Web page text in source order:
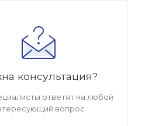
консультация?
ответят на любой
вопрос